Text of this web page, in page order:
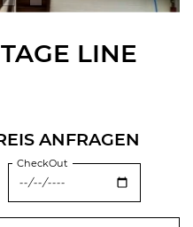
LINE
ANFRAGEN
CheckOut